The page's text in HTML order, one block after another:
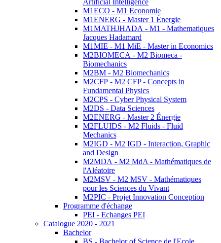
Artificial Intelligence
M1ECO - M1 Economie
M1ENERG - Master 1 Énergie
M1MATHJHADA - M1 - Mathematiques
Jacques Hadamard
M1MIE - M1 MiE - Master in Economics
M2BIOMECA - M2 Biomeca -
Biomechanics
M2BM - M2 Biomechanics
M2CFP - M2 CFP - Concepts in
Fundamental Physics
M2CPS - Cyber Physical System
M2DS - Data Sciences
M2ENERG - Master 2 Énergie
M2FLUIDS - M2 Fluids - Fluid
Mechanics
M2IGD - M2 IGD - Interaction, Graphic
and Design
M2MDA - M2 MdA - Mathématiques de
l'Aléatoire
M2MSV - M2 MSV - Mathématiques
pour les Sciences du Vivant
M2PIC - Projet Innovation Conception
Programme d'échange
PEI - Echanges PEI
Catalogue 2020 - 2021
Bachelor
BS - Bachelor of Science de l'Ecole